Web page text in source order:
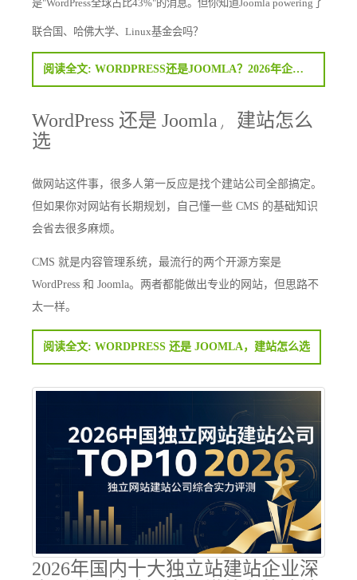
是"WordPress全球占比43%"的消息。但你知道Joomla powering了
联合国、哈佛大学、Linux基金会吗？
阅读全文: WORDPRESS还是JOOMLA？2026年企业建站平台选型终极对比
WordPress 还是 Joomla，建站怎么
选
做网站这件事，很多人第一反应是找个建站公司全部搞定。
但如果你对网站有长期规划，自己懂一些 CMS 的基础知识
会省去很多麻烦。
CMS 就是内容管理系统，最流行的两个开源方案是
WordPress 和 Joomla。两者都能做出专业的网站，但思路不
太一样。
阅读全文: WORDPRESS 还是 JOOMLA，建站怎么选
2026年国内十大独立站建站企业深